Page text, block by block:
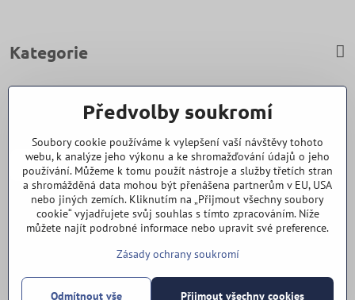
Kategorie
Zavoláme Vám zpět
Váš telefon
Odeslat
Předvolby soukromí
Soubory cookie používáme k vylepšení vaší návštěvy tohoto
webu, k analýze jeho výkonu a ke shromažďování údajů o jeho
používání. Můžeme k tomu použít nástroje a služby třetích stran
a shromážděná data mohou být přenášena partnerům v EU, USA
nebo jiných zemích. Kliknutím na „Přijmout všechny soubory
cookie“ vyjadřujete svůj souhlas s tímto zpracováním. Níže
můžete najít podrobné informace nebo upravit své preference.
Zásady ochrany soukromí
Přijmout všechny cookies
Odmítnout vše